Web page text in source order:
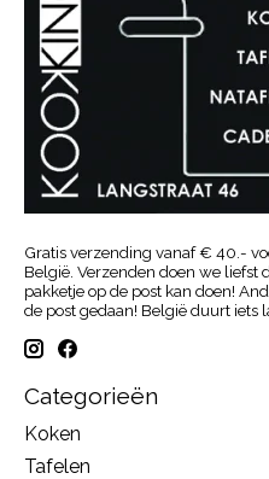
Gratis verzending vanaf € 40.-
België. Verzenden doen we liefst
pakketje op de post kan doen!
de post gedaan! België duurt iets
Categorieën
Koken
Tafelen